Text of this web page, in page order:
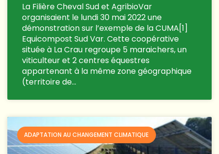
La Filière Cheval Sud et AgribioVar
organisaient le lundi 30 mai 2022 une
démonstration sur l’exemple de la CUMA[1]
Equicompost Sud Var. Cette coopérative
située à La Crau regroupe 5 maraichers, un
viticulteur et 2 centres équestres
appartenant à la même zone géographique
(territoire de…
ADAPTATION AU CHANGEMENT CLIMATIQUE